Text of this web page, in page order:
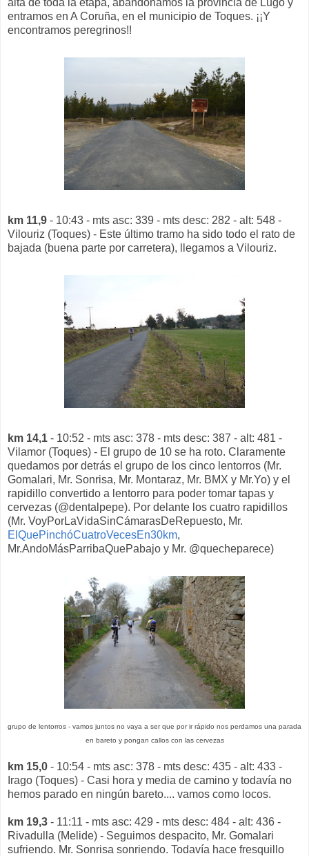
entramos en A Coruña, en el municipio de Toques. ¡¡Y
encontramos peregrinos!!
km 11,9 - 10:43 - mts asc: 339 - mts desc: 282 - alt: 548 -
Vilouriz (Toques) - Este último tramo ha sido todo el rato de
bajada (buena parte por carretera), llegamos a Vilouriz.
km 14,1 - 10:52 - mts asc: 378 - mts desc: 387 - alt: 481 -
Vilamor (Toques) - El grupo de 10 se ha roto. Claramente
quedamos por detrás el grupo de los cinco lentorros (Mr.
Gomalari, Mr. Sonrisa, Mr. Montaraz, Mr. BMX y Mr.Yo) y el
rapidillo convertido a lentorro para poder tomar tapas y
cervezas (@dentalpepe). Por delante los cuatro rapidillos
(Mr. VoyPorLaVidaSinCámarasDeRepuesto, Mr.
ElQuePinchóCuatroVecesEn30km,
Mr.AndoMásParribaQuePabajo y Mr. @quecheparece)
grupo de lentorros - vamos juntos no vaya a ser que por ir rápido nos perdamos una parada
en bareto y pongan callos con las cervezas
km 15,0 - 10:54 - mts asc: 378 - mts desc: 435 - alt: 433 -
Irago (Toques) - Casi hora y media de camino y todavía no
hemos parado en ningún bareto.... vamos como locos.
km 19,3 - 11:11 - mts asc: 429 - mts desc: 484 - alt: 436 -
Rivadulla (Melide) - Seguimos despacito, Mr. Gomalari
sufriendo. Mr. Sonrisa sonriendo. Todavía hace fresquillo